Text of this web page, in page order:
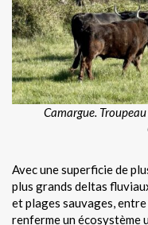
Camargue.
Avec une superficie de
plus grands deltas
et plages sauvages,
renferme un écosystème